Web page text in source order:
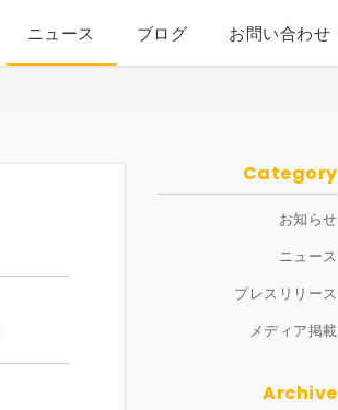
ニュース ブログ お問い合わせ
Category
お知らせ
ニュース
プレスリリース
メディア掲載
Archive